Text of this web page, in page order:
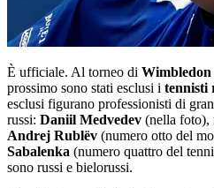
È ufficiale. Al torneo di Wimbledon
prossimo sono stati esclusi i tennisti
esclusi figurano professionisti di
russi: Daniil Medvedev (nella foto),
Andrej Rublëv (numero otto del
Sabalenka (numero quattro del
sono russi e bielorussi.